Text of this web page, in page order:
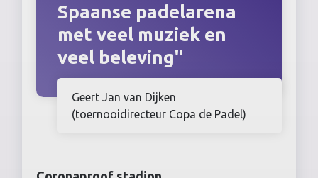
Spaanse padelarena
met veel muziek en
veel beleving"
Geert Jan van Dijken
(toernooidirecteur Copa de Padel)